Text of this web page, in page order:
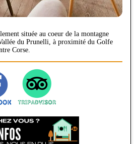
située au coeur de la montagne
du Prunelli, à proximité du Golfe
Corse.